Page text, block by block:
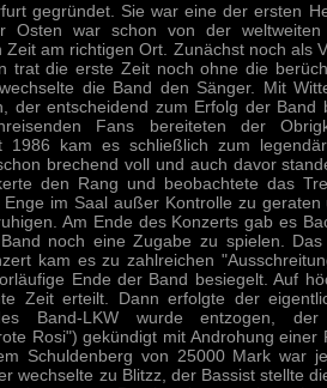
gegründet. Sie war eine der ersten
Osten war schon von der
Zeit am richtigen Ort. Zunächst noch als
trat die erste Zeit noch ohne die
die Band den Sänger. Mit
der entscheidend zum Erfolg der Band
Fans bereiteten der
1986 kam es schließlich zum
brechend voll und auch davor
den Rang und beobachtete das
im Saal außer Kontrolle zu
Am Ende des Konzerts gab es
noch eine Zugabe zu spielen.
kam es zu zahlreichen
Ende der Band besiegelt. Auf
Zeit erteilt. Dann erfolgte der
Band-LKW wurde entzogen,
Rosi") gekündigt mit Androhung einer
Schuldenberg von 25000 Mark war
wechselte zu Blitzz, der Bassist stellte